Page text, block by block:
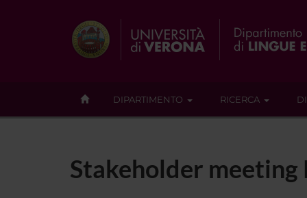
DIPARTIMENTO RICERCA
Stakeholder